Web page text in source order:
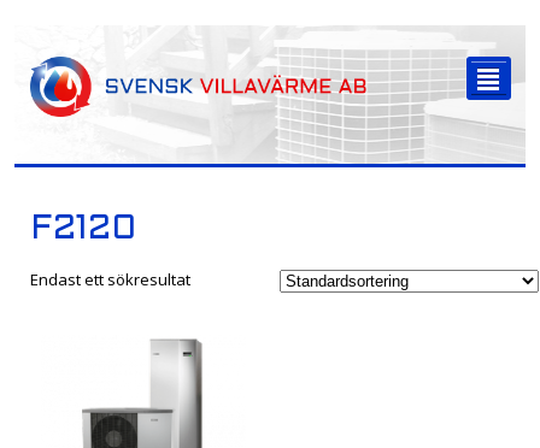
²
F2120
Endast ett sökresultat